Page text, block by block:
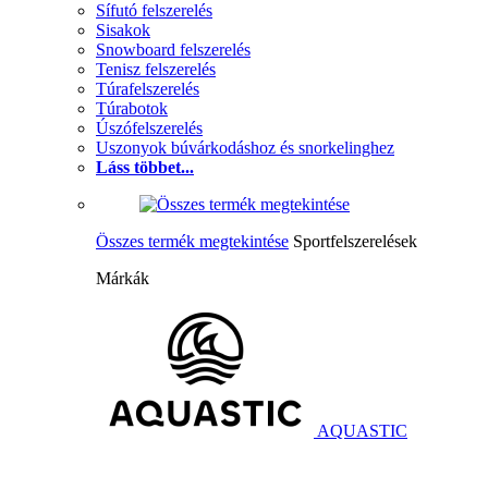
Sífutó felszerelés
Sisakok
Snowboard felszerelés
Tenisz felszerelés
Túrafelszerelés
Túrabotok
Úszófelszerelés
Uszonyok búvárkodáshoz és snorkelinghez
Láss többet...
Összes termék megtekintése Sportfelszerelések
Márkák
AQUASTIC